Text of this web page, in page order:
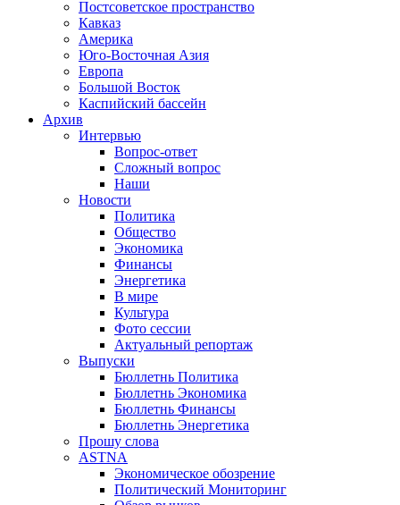
Постсоветское пространство
Кавказ
Америка
Юго-Восточная Азия
Европа
Большой Восток
Каспийский бассейн
Архив
Интервью
Вопрос-ответ
Сложный вопрос
Наши
Новости
Политика
Общество
Экономика
Финансы
Энергетика
В мире
Культура
Фото сессии
Актуальный репортаж
Выпуски
Бюллетнь Политика
Бюллетнь Экономика
Бюллетнь Финансы
Бюллетнь Энергетика
Прошу слова
ASTNA
Экономическое обозрение
Политический Мониторинг